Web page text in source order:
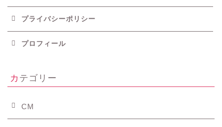
プライバシーポリシー
プロフィール
カテゴリー
CM